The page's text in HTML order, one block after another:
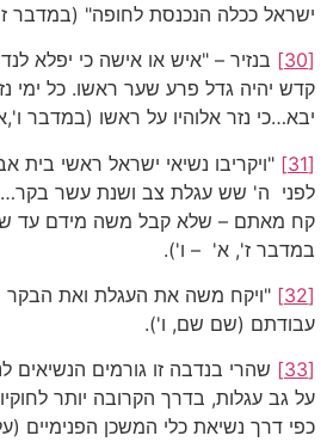
ישראל ככלה הנכנסת לחופה" (במדבר
[30]
בנזיר – "איש או אישה כי יפלא
קדש יהיה גדל פרע שער ראשו. כל ימי
יבא…כי נזר אלוהיו על ראשו (במדבר
[31]
"ויקריבו נשיאי ישראל ראשי בית
לפני ה' שש עגלת צב ושנת עשר
קח מאתם – שלא קבל משה מידם עד
במדבר ז', א' – ו').
[32]
"ויקח משה את העגלת ואת הבקר
עבודתם (שם שם, ו').
[33]
שהרי בנדבה זו גורמים הנשיאים
על גב עגלות, בדרך הקרובה יותר
כפי דרך נשיאת כלי המשכן הפנימיים